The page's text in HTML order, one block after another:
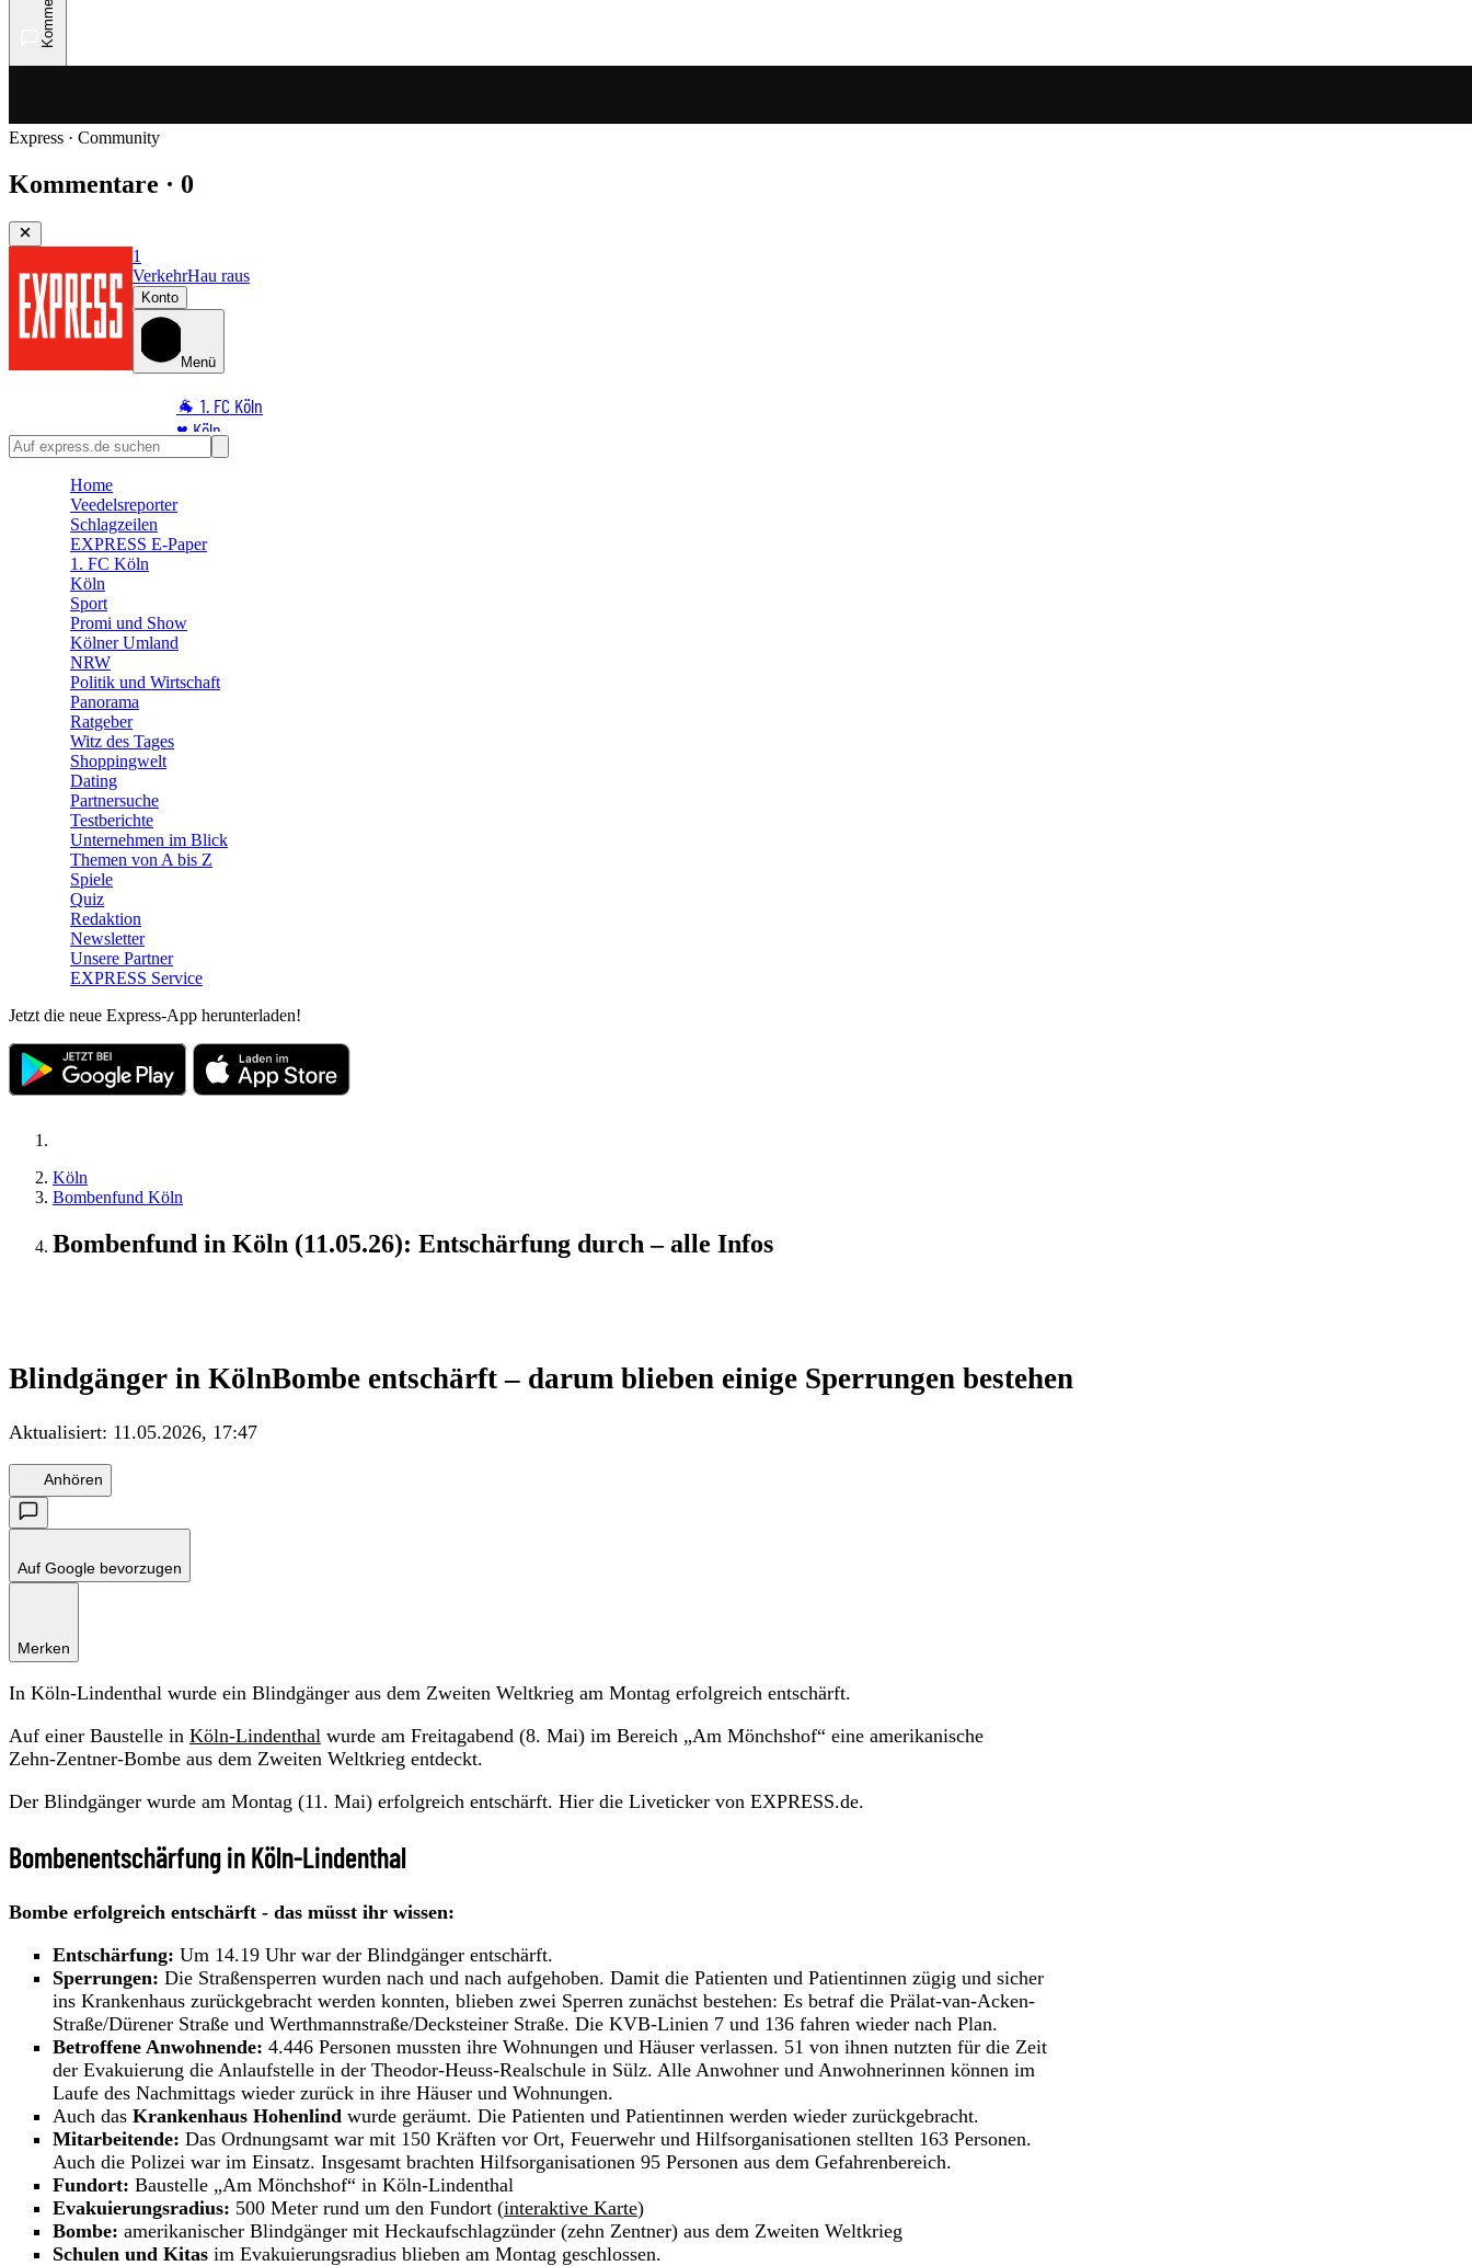
Express · Community
Kommentare · 0
1
VerkehrHau raus
Konto
Menü
🐐 1. FC Köln
♥️ Köln
⭐ Promi
🛒 Shoppingwelt
🧩 Spiele
Home
Veedelsreporter
Schlagzeilen
EXPRESS E-Paper
1. FC Köln
Köln
Sport
Promi und Show
Kölner Umland
NRW
Politik und Wirtschaft
Panorama
Ratgeber
Witz des Tages
Shoppingwelt
Dating
Partnersuche
Testberichte
Unternehmen im Blick
Themen von A bis Z
Spiele
Quiz
Redaktion
Newsletter
Unsere Partner
EXPRESS Service
Jetzt die neue Express-App herunterladen!
Köln
Bombenfund Köln
Bombenfund in Köln (11.05.26): Entschärfung durch – alle Infos
Blindgänger in KölnBombe entschärft – darum blieben einige Sperrungen bestehen
Aktualisiert: 11.05.2026, 17:47
Anhören
Auf Google bevorzugen
Merken
In Köln-Lindenthal wurde ein Blindgänger aus dem Zweiten Weltkrieg am Montag erfolgreich entschärft.
Auf einer Baustelle in Köln-Lindenthal wurde am Freitagabend (8. Mai) im Bereich „Am Mönchshof“ eine amerikanische
Zehn-Zentner-Bombe aus dem Zweiten Weltkrieg entdeckt.
Der Blindgänger wurde am Montag (11. Mai) erfolgreich entschärft. Hier die Liveticker von EXPRESS.de.
Bombenentschärfung in Köln-Lindenthal
Bombe erfolgreich entschärft - das müsst ihr wissen:
Entschärfung: Um 14.19 Uhr war der Blindgänger entschärft.
Sperrungen: Die Straßensperren wurden nach und nach aufgehoben. Damit die Patienten und Patientinnen zügig und sicher
ins Krankenhaus zurückgebracht werden konnten, blieben zwei Sperren zunächst bestehen: Es betraf die Prälat-van-Acken-
Straße/Dürener Straße und Werthmannstraße/Decksteiner Straße. Die KVB-Linien 7 und 136 fahren wieder nach Plan.
Betroffene Anwohnende: 4.446 Personen mussten ihre Wohnungen und Häuser verlassen. 51 von ihnen nutzten für die Zeit
der Evakuierung die Anlaufstelle in der Theodor-Heuss-Realschule in Sülz. Alle Anwohner und Anwohnerinnen können im
Laufe des Nachmittags wieder zurück in ihre Häuser und Wohnungen.
Auch das Krankenhaus Hohenlind wurde geräumt. Die Patienten und Patientinnen werden wieder zurückgebracht.
Mitarbeitende: Das Ordnungsamt war mit 150 Kräften vor Ort, Feuerwehr und Hilfsorganisationen stellten 163 Personen.
Auch die Polizei war im Einsatz. Insgesamt brachten Hilfsorganisationen 95 Personen aus dem Gefahrenbereich.
Fundort: Baustelle „Am Mönchshof“ in Köln-Lindenthal
Evakuierungsradius: 500 Meter rund um den Fundort (interaktive Karte)
Bombe: amerikanischer Blindgänger mit Heckaufschlagzünder (zehn Zentner) aus dem Zweiten Weltkrieg
Schulen und Kitas im Evakuierungsradius blieben am Montag geschlossen.